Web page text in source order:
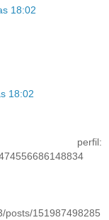
18:02
18:02
posts/151987498285